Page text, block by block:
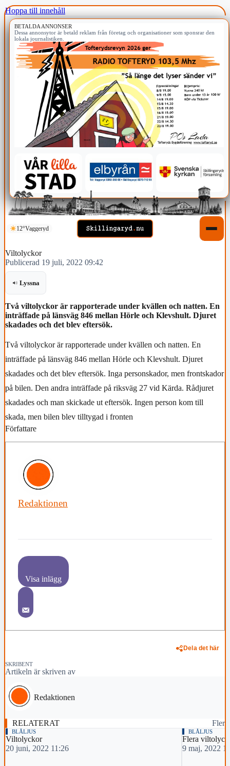
Hoppa till innehåll
BETALDA ANNONSER
Dessa annonsytor är betald reklam från företag och organisationer som sponsrar den
lokala journalistiken.
12°Vaggeryd
Viltolyckor
Publicerad 19 juli, 2022 09:42
Lyssna
Två viltolyckor är rapporterade under kvällen och natten. En
inträffade på länsväg 846 mellan Hörle och Klevshult. Djuret
skadades och det blev eftersök.
Två viltolyckor är rapporterade under kvällen och natten. En
inträffade på länsväg 846 mellan Hörle och Klevshult. Djuret
skadades och det blev eftersök. Inga personskador, men frontskador
på bilen. Den andra inträffade på riksväg 27 vid Kärda. Rådjuret
skadades och man skickade ut eftersök. Ingen person kom till
skada, men bilen blev tilltygad i fronten
Författare
Redaktionen
Visa inlägg
Dela det här
SKRIBENT
Artikeln är skriven av
Redaktionen
RELATERAT Fler
BLÅLJUS
Viltolyckor
20 juni, 2022 11:26
BLÅLJUS
Flera
9 maj, 2022